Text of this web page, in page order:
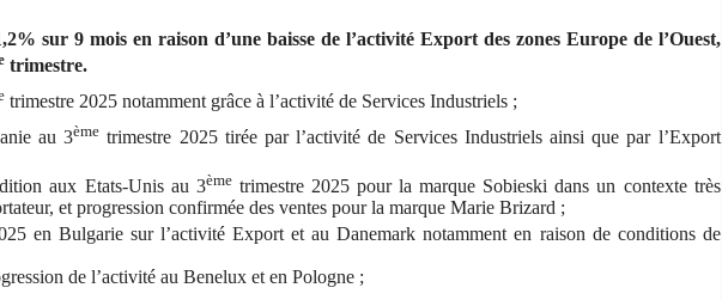
sur 9 mois en raison d’une baisse de l’activité Export des zones Europe de l’Ouest,
trimestre.
trimestre 2025 notamment grâce à l’activité de Services Industriels ;
au 3ème trimestre 2025 tirée par l’activité de Services Industriels ainsi que par l’Export
aux Etats-Unis au 3èmetrimestre 2025 pour la marque Sobieski dans un contexte très
et progression confirmée des ventes pour la marque Marie Brizard ;
en Bulgarie sur l’activité Export et au Danemark notamment en raison de conditions de
de l’activité au Benelux et en Pologne ;